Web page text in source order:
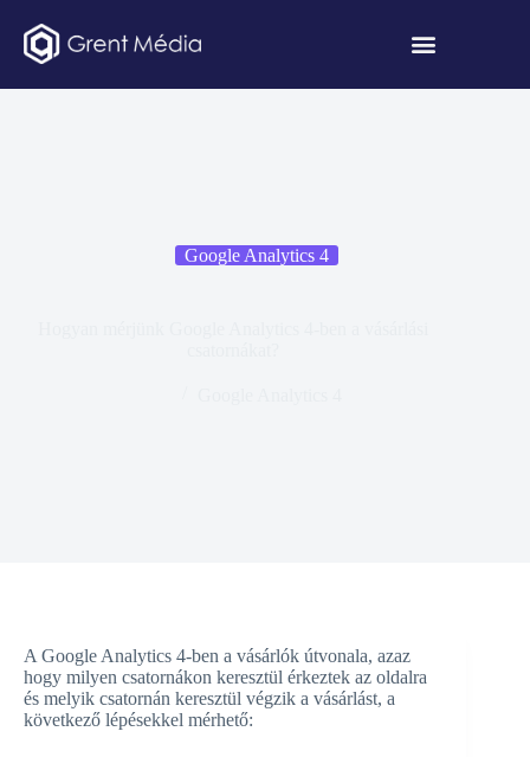
Google Analytics 4
A Google Analytics 4-ben a vásárlók útvonala, azaz
hogy milyen csatornákon keresztül érkeztek az oldalra
és melyik csatornán keresztül végzik a vásárlást, a
következő lépésekkel mérhető: